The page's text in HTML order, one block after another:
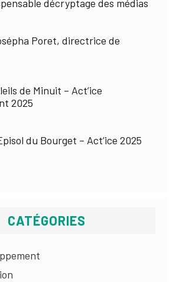
décryptage des médias
Poret, directrice de
de Minuit – Act’ice
2025
du Bourget – Act’ice 2025
CATÉGORIES